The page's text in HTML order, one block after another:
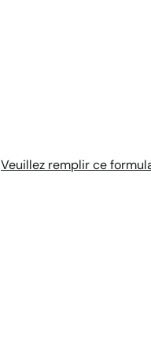
Veuillez remplir ce